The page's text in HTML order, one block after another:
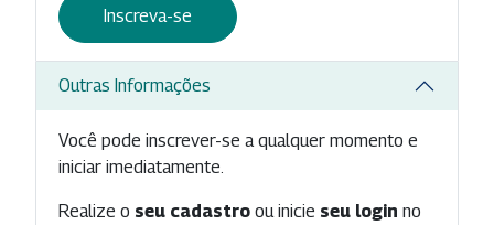
Inscreva-se
Outras Informações
Você pode inscrever-se a qualquer momento e
iniciar imediatamente.
Realize o seu cadastro ou inicie seu login no